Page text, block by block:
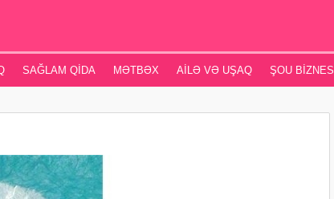
SAĞLAM QIDA MƏTBƏX AILƏ VƏ UŞAQ ŞOU BIZNES